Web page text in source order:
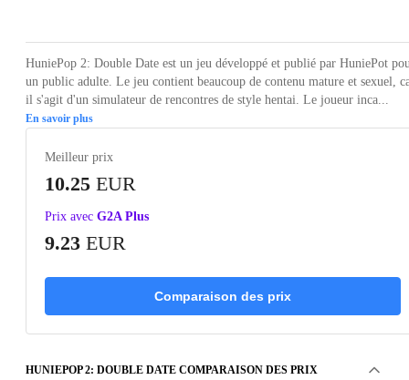
HuniePop 2: Double Date est un jeu développé et publié par HuniePot
un public adulte. Le jeu contient beaucoup de contenu mature et sexuel,
il s'agit d'un simulateur de rencontres de style hentai. Le joueur inca...
En savoir plus
Meilleur prix
10.25 EUR
Prix avec G2A Plus
9.23 EUR
Comparaison des prix
HUNIEPOP 2: DOUBLE DATE COMPARAISON DES PRIX